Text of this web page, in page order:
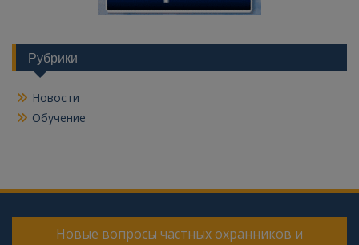
Рубрики
Новости
Обучение
Новые вопросы частных охранников и